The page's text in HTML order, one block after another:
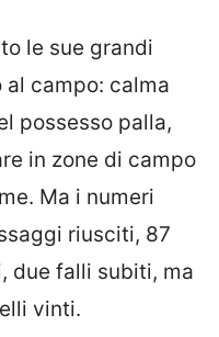
le sue grandi
campo: calma
possesso palla,
in zone di campo
Ma i numeri
riusciti, 87
due falli subiti, ma
vinti.